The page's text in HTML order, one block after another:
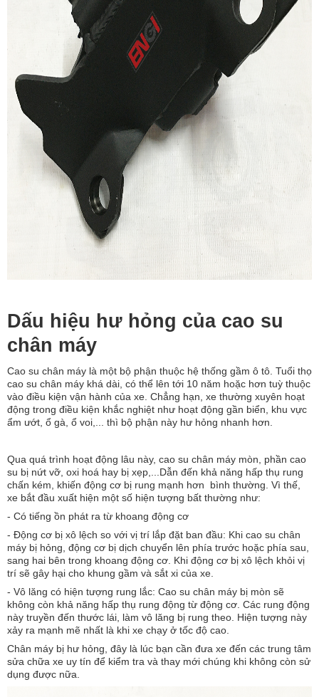
Dấu hiệu hư hỏng của cao su
chân máy
Cao su chân máy là một bộ phận thuộc hệ thống gầm ô tô. Tuổi thọ
cao su chân máy khá dài, có thể lên tới 10 năm hoặc hơn tuỳ thuộc
vào điều kiện vận hành của xe. Chẳng hạn, xe thường xuyên hoạt
động trong điều kiện khắc nghiệt như hoạt động gần biển, khu vực
ẩm ướt, ổ gà, ổ voi,... thì bộ phận này hư hỏng nhanh hơn.
Qua quá trình hoạt động lâu này, cao su chân máy mòn, phần cao
su bị nứt vỡ, oxi hoá hay bị xẹp,...Dẫn đến khả năng hấp thụ rung
chấn kém, khiến động cơ bị rung mạnh hơn bình thường. Vì thế,
xe bắt đầu xuất hiện một số hiện tượng bất thường như:
- Có tiếng ồn phát ra từ khoang động cơ
- Động cơ bị xô lệch so với vị trí lắp đặt ban đầu: Khi cao su chân
máy bị hỏng, động cơ bị dịch chuyển lên phía trước hoặc phía sau,
sang hai bên trong khoang động cơ. Khi động cơ bị xô lệch khỏi vị
trí sẽ gây hại cho khung gầm và sắt xi của xe.
- Vô lăng có hiện tượng rung lắc: Cao su chân máy bị mòn sẽ
không còn khả năng hấp thụ rung động từ động cơ. Các rung động
này truyền đến thước lái, làm vô lăng bị rung theo. Hiện tượng này
xảy ra mạnh mẽ nhất là khi xe chạy ở tốc độ cao.
Chân máy bị hư hỏng, đây là lúc bạn cần đưa xe đến các trung tâm
sửa chữa xe uy tín để kiểm tra và thay mới chúng khi không còn sử
dụng được nữa.